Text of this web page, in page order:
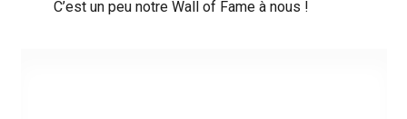
C’est un peu notre Wall of Fame à nous !